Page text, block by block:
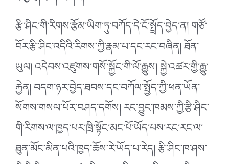
རྩི་ཤིང་གི་རིགས་རྩོམ་ཡིག་ཏུ་བཀོད་དེ་ངོ་སྤྲོད་བྱེད་ན། གཙོ་
བོར་རྩི་ཤིང་འདིའི་རིགས་ཀྱི་རྣམ་པ་དང་རང་བཞིན། ཐོན་
ཡུལ། འདེབས་འཛུགས་གསོ་སྐྱོང་གི་ལོ་རྒྱུས། སྐྱེ་འཚར་གྱི་རྒྱུ་
རྐྱེན། བདག་ཉར་བྱེད་ཐབས་དང་བཀོལ་སྤྱོད་ཀྱི་ཕན་ཡོན་
སོགས་གསལ་པོར་བཤད་དགོས། རང་བྱུང་ཁམས་ཀྱི་རྩི་ཤིང་
གི་རིགས་ལ་ཁྱད་པར་ཁྲི་སྟོང་མང་པོ་ཡོད་པས་རང་རང་ལ་
ཐུན་མོང་མིན་པའི་ཁྱད་ཆོས་རེ་ཡོད་པ་རེད། རྩི་ཤིང་ཁ་ཤས་